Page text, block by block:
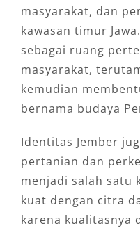
masyarakat, dan
kawasan timur
sebagai ruang
masyarakat,
kemudian
bernama budaya
Identitas Jember
pertanian dan
menjadi salah satu
kuat dengan citra
karena kualitasnya